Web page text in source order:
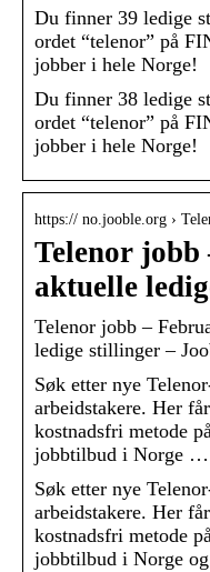
Du finner 39 ledige
ordet “telenor” på
jobber i hele Norge!
Du finner 38 ledige
ordet “telenor” på
jobber i hele Norge!
https:// no.jooble.org ›
Telenor jobb
aktuelle
Telenor jobb –
ledige stillinger –
Søk etter nye
arbeidstakere. Her
kostnadsfri metode
jobbtilbud i Norge …
Søk etter nye
arbeidstakere. Her
kostnadsfri metode
jobbtilbud i Norge